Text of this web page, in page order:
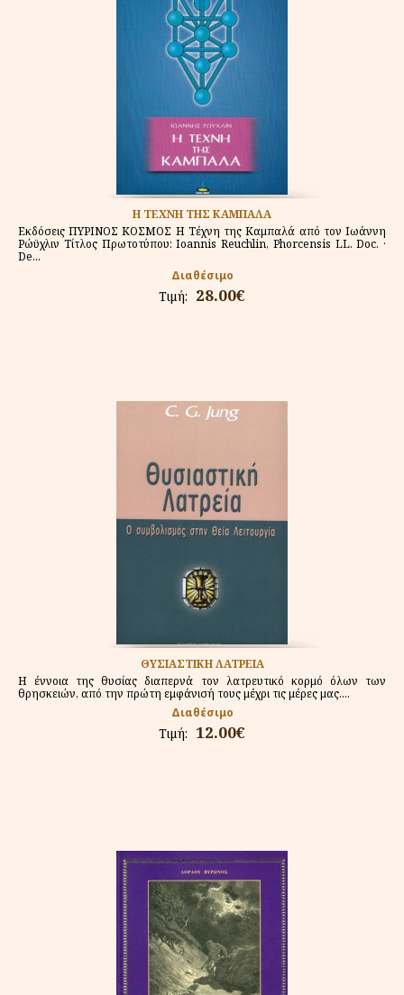
Η ΤΕΧΝΗ ΤΗΣ ΚΑΜΠΑΛΑ
Εκδόσεις ΠΥΡΙΝΟΣ ΚΟΣΜΟΣ Η Τέχνη της Καμπαλά από τον Ιωάννη
Ρώϋχλιν Τίτλος Πρωτοτύπου: Ioannis Reuchlin, Phorcensis LL. Doc. ·
De...
Διαθέσιμο
Τιμή: 28.00€
ΘΥΣΙΑΣΤΙΚΗ ΛΑΤΡΕΙΑ
Η έννοια της θυσίας διαπερνά τον λατρευτικό κορμό όλων των
θρησκειών, από την πρώτη εμφάνισή τους μέχρι τις μέρες μας....
Διαθέσιμο
Τιμή: 12.00€